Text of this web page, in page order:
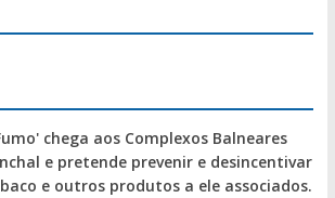
chega aos Complexos Balneares
e pretende prevenir e desincentivar
e outros produtos a ele associados.